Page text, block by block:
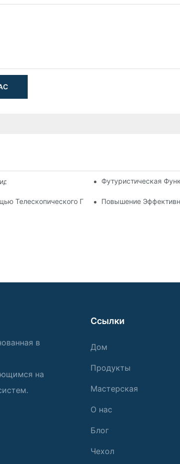
Цилиндров Рулевой Тяги
Футуристическая
Телескопического Гидроцилиндра Для Вашего
Повышение
в
на
Ссылки
Дом
Продукты
Мастерская
О нас
Блог
Чехол